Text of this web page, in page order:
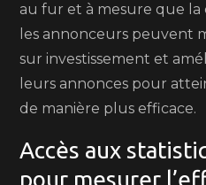
au fur et à mesure que la
les annonceurs peuvent
sur investissement et
leurs annonces pour
de manière plus efficace.
Accès aux
pour mesurer